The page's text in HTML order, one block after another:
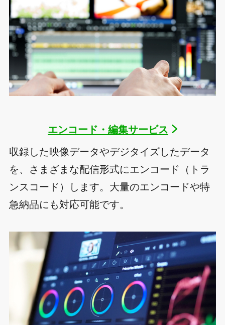
エンコード・編集サービス
収録した映像データやデジタイズしたデータ
を、さまざまな配信形式にエンコード（トラ
ンスコード）します。大量のエンコードや特
急納品にも対応可能です。